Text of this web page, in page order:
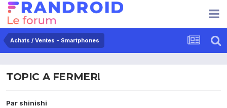
Achats / Ventes - Smartphones
TOPIC A FERMER!
Par shinishi